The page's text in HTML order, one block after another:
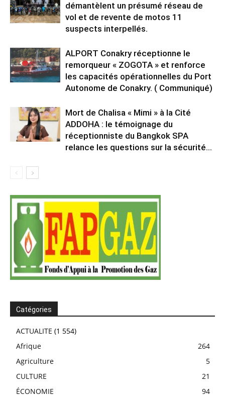
démantèlent un présumé réseau de
vol et de revente de motos 11
suspects interpellés.
ALPORT Conakry réceptionne le
remorqueur « ZOGOTA » et renforce
les capacités opérationnelles du Port
Autonome de Conakry. ( Communiqué)
Mort de Chalisa « Mimi » à la Cité
ADDOHA : le témoignage du
réceptionniste du Bangkok SPA
relance les questions sur la sécurité...
Catégories
ACTUALITE (1 554)
Afrique
264
Agriculture
5
CULTURE
21
ÉCONOMIE
94